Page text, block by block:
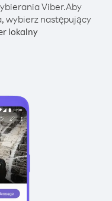
Viber.Aby
wybierz następujący
lokalny